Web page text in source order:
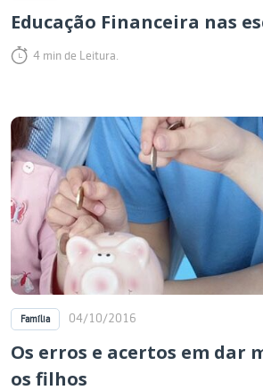
Educação Financeira nas
4 min de Leitura.
Família 04/10/2016
Os erros e acertos em dar
os filhos